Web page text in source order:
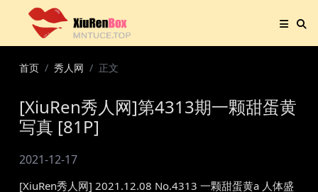
首页 秀人网 正文
[XiuRen秀人网]第4313期一颗甜蛋黄
写真 [81P]
2021-12-17
[XiuRen秀人网] 2021.12.08 No.4313 一颗甜蛋黄a 人体盛